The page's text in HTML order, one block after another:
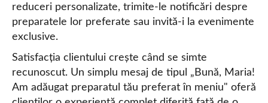
reduceri personalizate, trimite-le notificări despre
preparatele lor preferate sau invită-i la evenimente
exclusive.
Satisfacția clientului crește când se simte
recunoscut. Un simplu mesaj de tipul „Bună, Maria!
Am adăugat preparatul tău preferat în meniu" oferă